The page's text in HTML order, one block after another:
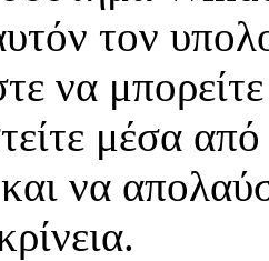
τον
να μπορείτε
μέσα
να